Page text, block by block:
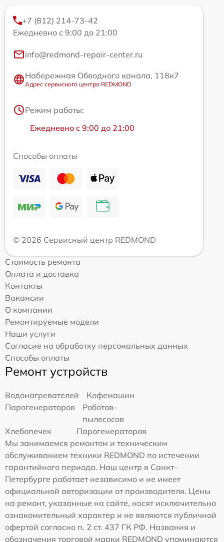
+7 (812) 214-73-42
Ежедневно с 9:00 до 21:00
info@redmond-repair-center.ru
Набережная Обводного канала, 118к7
Адрес сервисного центра REDMOND
Режим работы:
Ежедневно с 9:00 до 21:00
Способы оплаты
© 2026 Сервисный центр REDMOND
Стоимость ремонта
Оплата и доставка
Контакты
Вакансии
О компании
Ремонтируемые модели
Наши услуги
Согласие на обработку персональных данных
Способы оплаты
Ремонт устройств
Водонагревателей
Кофемашин
Парогенераторов
Роботов-
пылесосов
Хлебопечек
Парогенераторов
Мы занимаемся ремонтом и техническим
обслуживанием техники REDMOND по истечении
гарантийного периода. Наш центр в Санкт-
Петербурге работает независимо и не имеет
официальной авторизации от производителя. Цены
на ремонт, указанные на сайте, носят исключительно
ознакомительный характер и не являются публичной
офертой согласно п. 2 ст. 437 ГК РФ. Названия и
обозначения торговой марки REDMOND упоминаются